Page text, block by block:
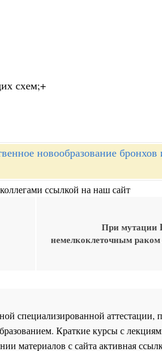
схем;+
новообразование
ссылкой на наш сайт
При мутации
немелкоклеточным раком
специализированной
Краткие курсы с
материалов с сайта активная